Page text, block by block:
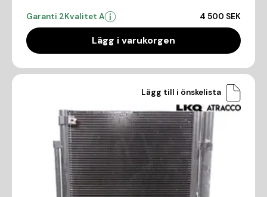
Garanti 2Kvalitet A 4 500 SEK
Lägg i varukorgen
Lägg till i önskelista